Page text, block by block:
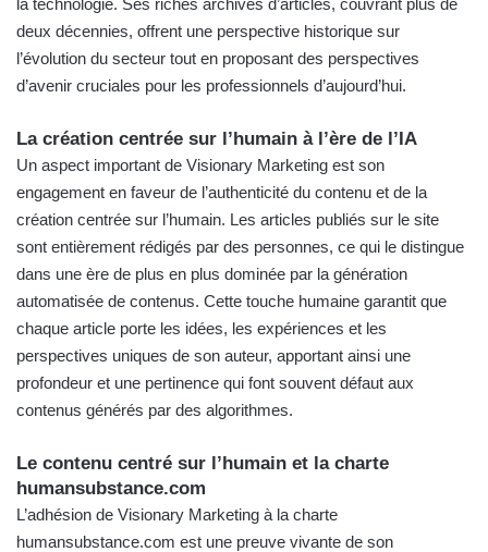
deux décennies, offrent une perspective historique sur
l’évolution du secteur tout en proposant des perspectives
d’avenir cruciales pour les professionnels d’aujourd’hui.
La création centrée sur l’humain à l’ère de l’IA
Un aspect important de Visionary Marketing est son
engagement en faveur de l’authenticité du contenu et de la
création centrée sur l’humain. Les articles publiés sur le site
sont entièrement rédigés par des personnes, ce qui le distingue
dans une ère de plus en plus dominée par la génération
automatisée de contenus. Cette touche humaine garantit que
chaque article porte les idées, les expériences et les
perspectives uniques de son auteur, apportant ainsi une
profondeur et une pertinence qui font souvent défaut aux
contenus générés par des algorithmes.
Le contenu centré sur l’humain et la charte
humansubstance.com
L’adhésion de Visionary Marketing à la charte
humansubstance.com est une preuve vivante de son